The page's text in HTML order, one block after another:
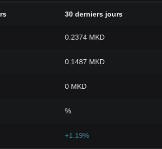
30 derniers jours
0.2374 MKD
0.1487 MKD
0 MKD
%
+1.19%